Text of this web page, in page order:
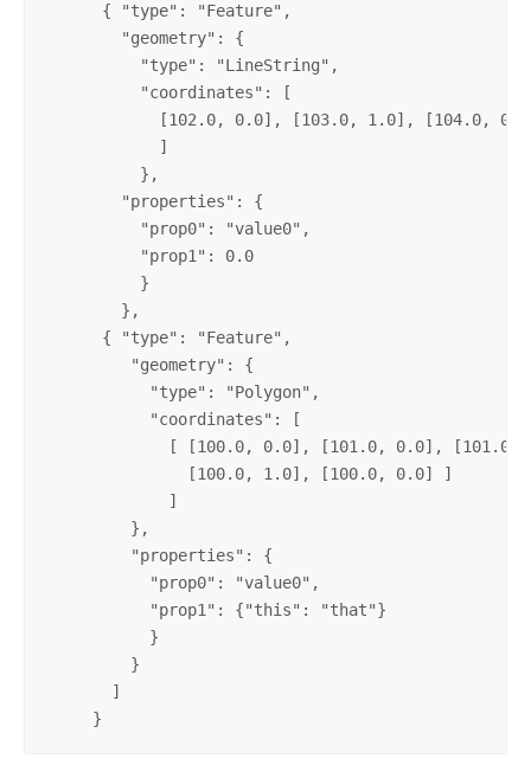
      { "type": "Feature",
        "geometry": {
          "type": "LineString",
          "coordinates": [
[102.0, 0.0], [103.0, 1.0], [104.0,
            ]
          },
        "properties": {
          "prop0": "value0",
          "prop1": 0.0
          }
        },
      { "type": "Feature",
         "geometry": {
           "type": "Polygon",
           "coordinates": [
[ [100.0, 0.0], [101.0, 0.0], [101.0,
               [100.0, 1.0], [100.0, 0.0] ]
             ]
         },
         "properties": {
           "prop0": "value0",
           "prop1": {"this": "that"}
           }
         }
       ]
     }